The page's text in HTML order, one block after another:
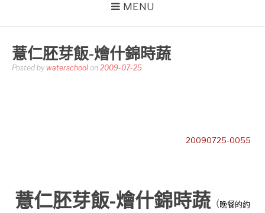
MENU
薏仁胚芽飯-燴什錦時蔬
Posted by waterschool on 2009-07-25
20090725-0055
薏仁胚芽飯-燴什錦時蔬 （晚餐的約